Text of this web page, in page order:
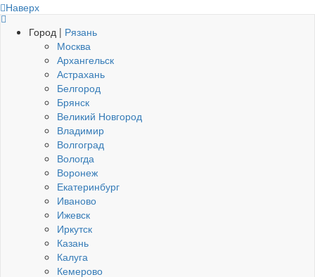
Наверх
Город | Рязань
Москва
Архангельск
Астрахань
Белгород
Брянск
Великий Новгород
Владимир
Волгоград
Вологда
Воронеж
Екатеринбург
Иваново
Ижевск
Иркутск
Казань
Калуга
Кемерово